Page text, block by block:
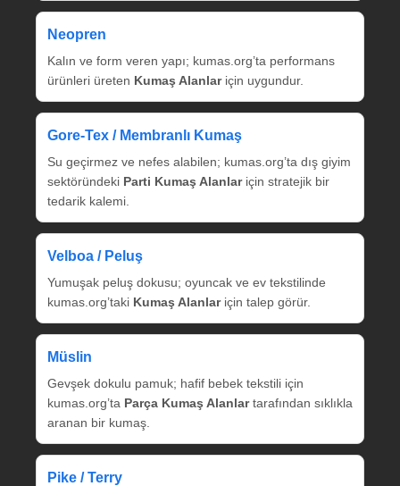
Neopren
Kalın ve form veren yapı; kumas.org’ta performans
ürünleri üreten Kumaş Alanlariçin uygundur.
Gore‑Tex / Membranlı Kumaş
Su geçirmez ve nefes alabilen; kumas.org’ta dış giyim
sektöründeki Parti Kumaş Alanlariçin stratejik bir
tedarik kalemi.
Velboa / Peluş
Yumuşak peluş dokusu; oyuncak ve ev tekstilinde
kumas.org’taki Kumaş Alanlariçin talep görür.
Müslin
Gevşek dokulu pamuk; hafif bebek tekstili için
kumas.org’ta Parça Kumaş Alanlartarafından sıklıkla
aranan bir kumaş.
Pike / Terry